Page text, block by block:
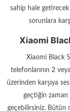
sahip hale
sorunlara
Xiaomi
Xiaomi Black
telefonlarının 2
üzerinden karşıya
geçtiğin zaman
geçebilirsiniz. Bütün